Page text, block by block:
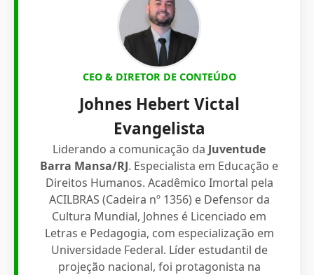
CEO & DIRETOR DE CONTEÚDO
Johnes Hebert Victal
Evangelista
Liderando a comunicação da Juventude
Barra Mansa/RJ. Especialista em Educação e
Direitos Humanos. Acadêmico Imortal pela
ACILBRAS (Cadeira nº 1356) e Defensor da
Cultura Mundial, Johnes é Licenciado em
Letras e Pedagogia, com especialização em
Universidade Federal. Líder estudantil de
projeção nacional, foi protagonista na